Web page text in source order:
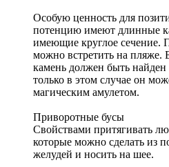
Особую ценность для
потенцию имеют длинные
имеющие круглое сечение.
можно встретить на пляже.
камень должен быть
только в этом случае он
магическим амулетом.
Приворотные бусы
Свойствами притягивать
которые можно сделать из
желудей и носить на шее.